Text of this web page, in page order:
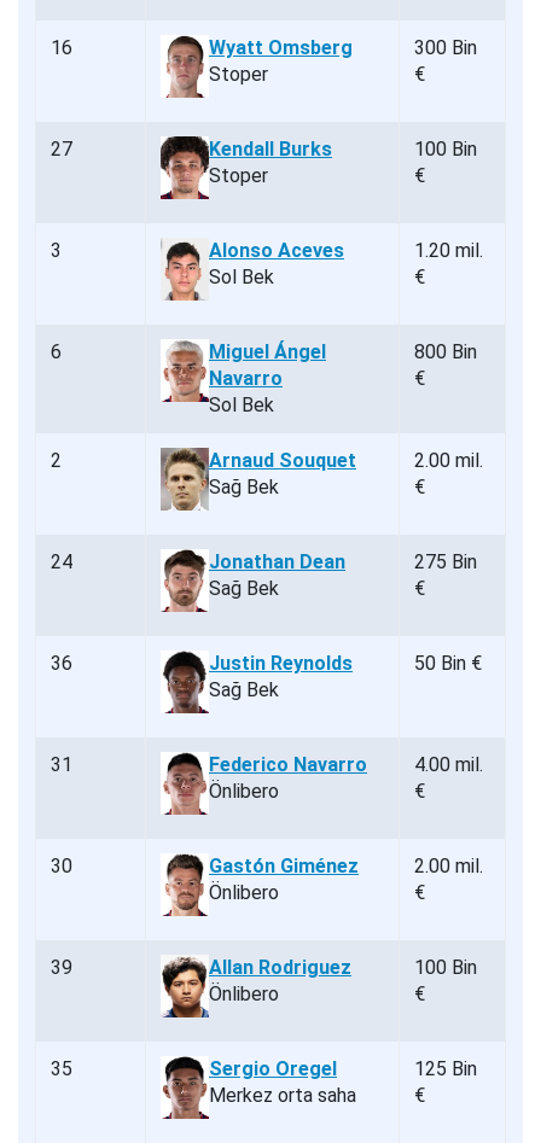
16
Wyatt Omsberg
Stoper
300 Bin
€
27
Kendall Burks
Stoper
100 Bin
€
3
Alonso Aceves
Sol Bek
1.20 mil.
€
6
Miguel Ángel
Navarro
Sol Bek
800 Bin
€
2
Arnaud Souquet
Sağ Bek
2.00 mil.
€
24
Jonathan Dean
Sağ Bek
275 Bin
€
36
Justin Reynolds
Sağ Bek
50 Bin €
31
Federico Navarro
Önlibero
4.00 mil.
€
30
Gastón Giménez
Önlibero
2.00 mil.
€
39
Allan Rodriguez
Önlibero
100 Bin
€
35
Sergio Oregel
Merkez orta saha
125 Bin
€